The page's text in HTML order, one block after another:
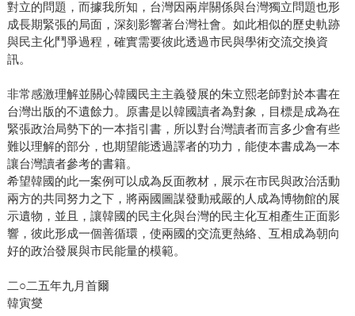
對立的問題，而據我所知，台灣因兩岸關係與台灣獨立問題也形
成長期緊張的局面，深刻影響著台灣社會。如此相似的歷史軌跡
與民主化鬥爭過程，確實需要彼此透過市民與學術交流交換資
訊。
非常感激理解並關心韓國民主主義發展的朱立熙老師對於本書在
台灣出版的不遺餘力。原書是以韓國讀者為對象，目標是成為在
緊張政治局勢下的一本指引書，所以對台灣讀者而言多少會有些
難以理解的部分，也期望能透過譯者的功力，能使本書成為一本
讓台灣讀者參考的書籍。
希望韓國的此一案例可以成為反面教材，展示在市民與政治活動
兩方的共同努力之下，將兩國圖謀發動戒嚴的人成為博物館的展
示遺物，並且，讓韓國的民主化與台灣的民主化互相產生正面影
響，彼此形成一個善循環，使兩國的交流更熱絡、互相成為朝向
好的政治發展與市民能量的模範。
二○二五年九月首爾
韓寅燮